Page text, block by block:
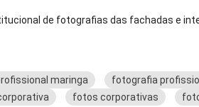
de fotografias das fachadas e
maringa fotografia
fotos corporativas